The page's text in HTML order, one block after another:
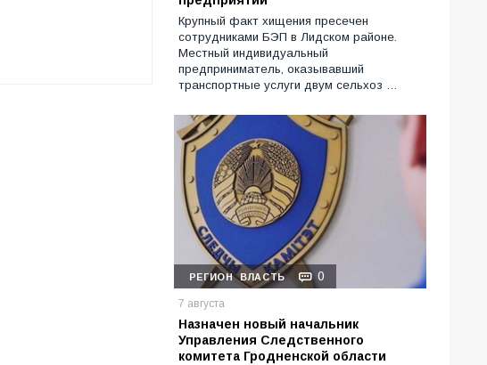
Крупный факт хищения пресечен
сотрудниками БЭП в Лидском районе.
Местный индивидуальный
предприниматель, оказывавший
транспортные услуги двум сельхоз …
РЕГИОН ВЛАСТЬ 0
7 августа
Назначен новый начальник
Управления Следственного
комитета Гродненской области